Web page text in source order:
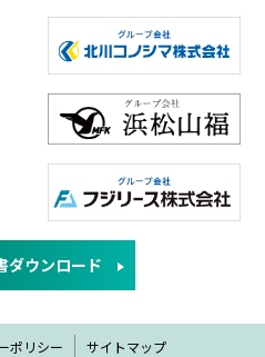
ダウンロード
ポリシー サイトマップ